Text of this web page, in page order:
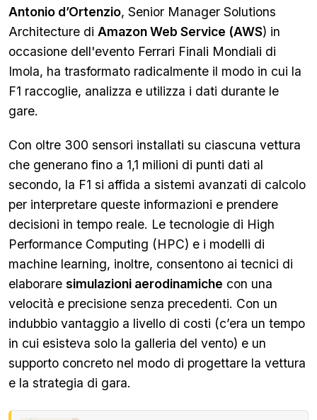
Antonio d’Ortenzio, Senior Manager Solutions
Architecture di Amazon Web Service (AWS) in
occasione dell'evento Ferrari Finali Mondiali di
Imola, ha trasformato radicalmente il modo in cui la
F1 raccoglie, analizza e utilizza i dati durante le
gare.
Con oltre 300 sensori installati su ciascuna vettura
che generano fino a 1,1 milioni di punti dati al
secondo, la F1 si affida a sistemi avanzati di calcolo
per interpretare queste informazioni e prendere
decisioni in tempo reale. Le tecnologie di High
Performance Computing (HPC) e i modelli di
machine learning, inoltre, consentono ai tecnici di
elaborare simulazioni aerodinamiche con una
velocità e precisione senza precedenti. Con un
indubbio vantaggio a livello di costi (c’era un tempo
in cui esisteva solo la galleria del vento) e un
supporto concreto nel modo di progettare la vettura
e la strategia di gara.